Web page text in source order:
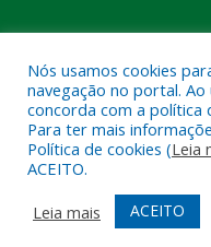
Todos os direitos
Mapa do Site
Nós usamos cookies
navegação no portal.
concorda com a política
Para ter mais
Política de cookies (Leia
ACEITO.
Leia mais
ACEITO